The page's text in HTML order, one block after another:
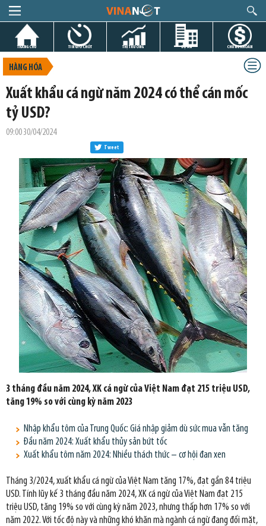
TRANG CHỦ TIN GIỜ CHÓT THỊ TRƯỜNG DỰ ÁN CHỨNG KHOÁN
HÀNG HÓA
Xuất khẩu cá ngừ năm 2024 có thể cán mốc
tỷ USD?
09:00 30/04/2024
Tweet
3 tháng đầu năm 2024, XK cá ngừ của Việt Nam đạt 215 triệu USD,
tăng 19% so với cùng kỳ năm 2023
Nhập khẩu tôm của Trung Quốc: Giá nhập giảm dù sức mua vẫn tăng
Đầu năm 2024: Xuất khẩu thủy sản bứt tốc
Xuất khẩu tôm năm 2024: Nhiều thách thức – cơ hội đan xen
Tháng 3/2024, xuất khẩu cá ngừ của Việt Nam tăng 17%, đạt gần 84 triệu
USD. Tính lũy kế 3 tháng đầu năm 2024, XK cá ngừ của Việt Nam đạt 215
triệu USD, tăng 19% so với cùng kỳ năm 2023, nhưng thấp hơn 17% so với
năm 2022. Với tốc độ này và những khó khăn mà ngành cá ngừ đang đối mặt,